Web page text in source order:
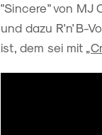
"Sincere" von MJ
und dazu R'n'B-
ist, dem sei mit